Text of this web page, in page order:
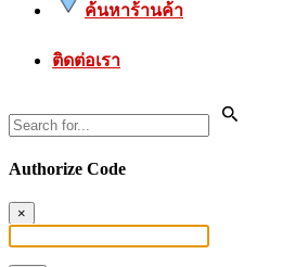
ค้นหาร้านค้า
ติดต่อเรา
Authorize Code
×